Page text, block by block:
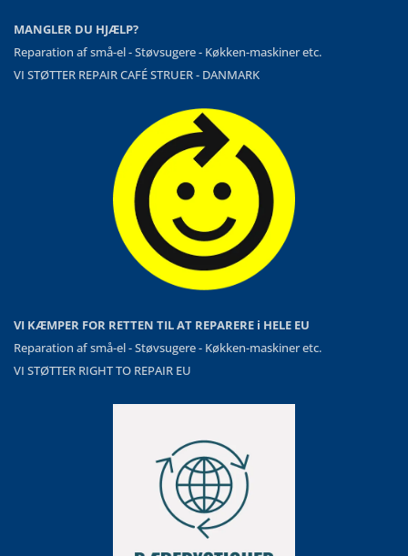
MANGLER DU HJÆLP?
Reparation af små-el - Støvsugere - Køkken-maskiner etc.
VI STØTTER REPAIR CAFÉ STRUER - DANMARK
VI KÆMPER FOR RETTEN TIL AT REPARERE i HELE EU
Reparation af små-el - Støvsugere - Køkken-maskiner etc.
VI STØTTER RIGHT TO REPAIR EU